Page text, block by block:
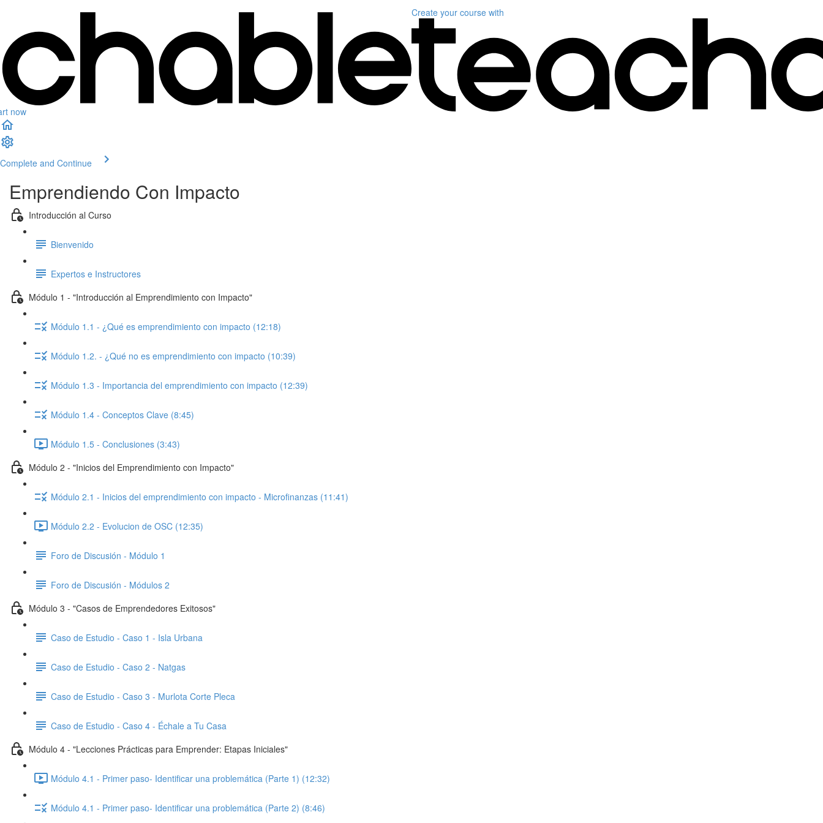
now
Create your course with
Complete and Continue
Emprendiendo Con Impacto
Introducción al Curso
Bienvenido
Expertos e Instructores
Módulo 1 - "Introducción al Emprendimiento con Impacto"
Módulo 1.1 - ¿Qué es emprendimiento con impacto (12:18)
Módulo 1.2. - ¿Qué no es emprendimiento con impacto (10:39)
Módulo 1.3 - Importancia del emprendimiento con impacto (12:39)
Módulo 1.4 - Conceptos Clave (8:45)
Módulo 1.5 - Conclusiones (3:43)
Módulo 2 - "Inicios del Emprendimiento con Impacto"
Módulo 2.1 - Inicios del emprendimiento con impacto - Microfinanzas (11:41)
Módulo 2.2 - Evolucion de OSC (12:35)
Foro de Discusión - Módulo 1
Foro de Discusión - Módulos 2
Módulo 3 - "Casos de Emprendedores Exitosos"
Caso de Estudio - Caso 1 - Isla Urbana
Caso de Estudio - Caso 2 - Natgas
Caso de Estudio - Caso 3 - Murlota Corte Pleca
Caso de Estudio - Caso 4 - Échale a Tu Casa
Módulo 4 - "Lecciones Prácticas para Emprender: Etapas Iniciales"
Módulo 4.1 - Primer paso- Identificar una problemática (Parte 1) (12:32)
Módulo 4.1 - Primer paso- Identificar una problemática (Parte 2) (8:46)